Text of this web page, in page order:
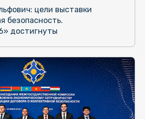
цели выставки
безопасность.
достигнуты